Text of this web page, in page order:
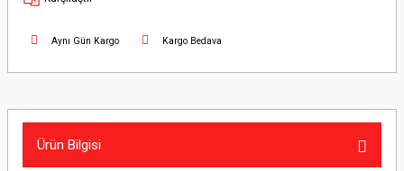
Aynı Gün Kargo Kargo Bedava
Ürün Bilgisi